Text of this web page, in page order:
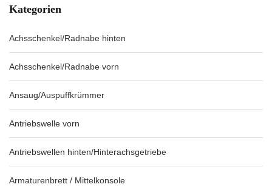
Kategorien
Achsschenkel/Radnabe hinten
Achsschenkel/Radnabe vorn
Ansaug/Auspuffkrümmer
Antriebswelle vorn
Antriebswellen hinten/Hinterachsgetriebe
Armaturenbrett / Mittelkonsole